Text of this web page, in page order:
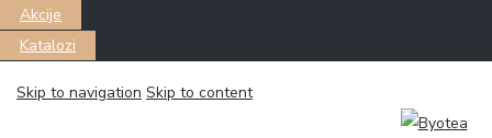
Akcije
Katalozi
Skip to navigation Skip to content
Filter